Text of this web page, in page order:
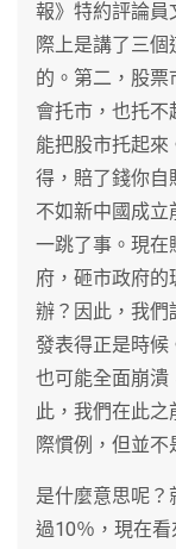
報》特約評論員
際上是講了三
的。第二，股
會托市，也托
能把股市托起來
得，賠了錢你自
不如新中國成
一跳了事。現在
府，砸市政府
辦？因此，我們
發表得正是時候
也可能全面崩潰
此，我們在此
際慣例，但並不
是什麼意思呢
過10％，現在